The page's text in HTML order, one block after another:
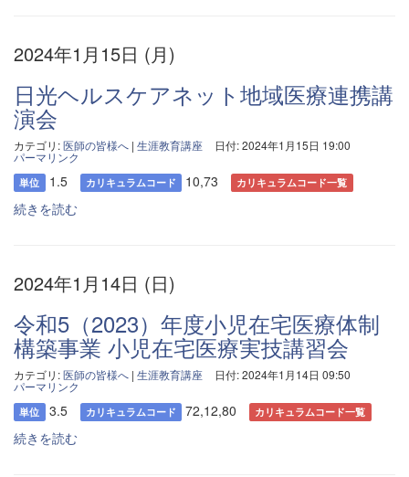
2024年1月15日 (月)
日光ヘルスケアネット地域医療連携講
演会
カテゴリ:医師の皆様へ | 生涯教育講座 日付: 2024年1月15日 19:00
パーマリンク
単位 1.5 カリキュラムコード 10,73 カリキュラムコード一覧
続きを読む
2024年1月14日 (日)
令和5（2023）年度小児在宅医療体制
構築事業 小児在宅医療実技講習会
カテゴリ:医師の皆様へ | 生涯教育講座 日付: 2024年1月14日 09:50
パーマリンク
単位 3.5 カリキュラムコード 72,12,80 カリキュラムコード一覧
続きを読む